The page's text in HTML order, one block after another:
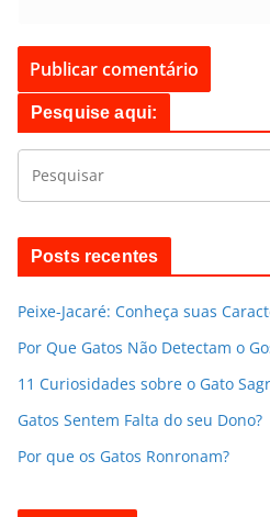
Pesquise aqui:
Posts recentes
Peixe-Jacaré: Conheça suas
Por Que Gatos Não Detectam o
11 Curiosidades sobre o Gato
Gatos Sentem Falta do seu Dono?
Por que os Gatos Ronronam?